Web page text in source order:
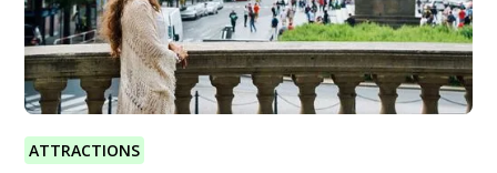
ATTRACTIONS